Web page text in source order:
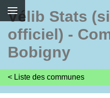
Vélib Stats
officiel) -
Bobigny
< Liste des communes